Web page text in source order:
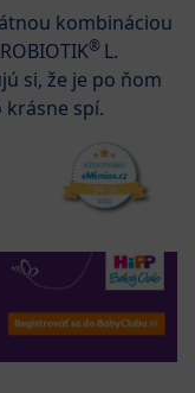
kombináciou
® L.
si, že je po ňom
spí.